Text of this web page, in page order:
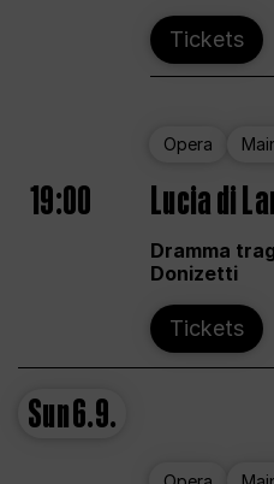
Tickets
Opera
19:00 Lucia di
Dramma
Donizetti
Tickets
Sun6.9.